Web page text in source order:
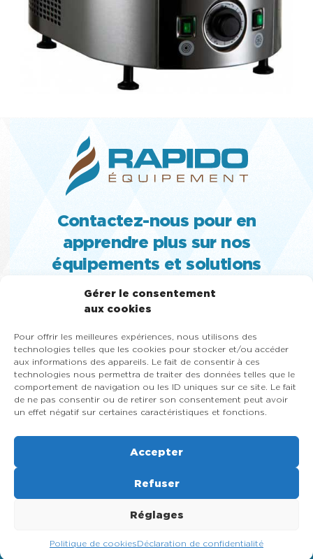
Gérer le consentement
aux cookies
Pour offrir les meilleures expériences, nous utilisons des
technologies telles que les cookies pour stocker et/ou accéder
aux informations des appareils. Le fait de consentir à ces
technologies nous permettra de traiter des données telles que le
comportement de navigation ou les ID uniques sur ce site. Le fait
de ne pas consentir ou de retirer son consentement peut avoir
un effet négatif sur certaines caractéristiques et fonctions.
Accepter
Refuser
Réglages
Politique de cookiesDéclaration de confidentialité
Contactez-nous pour en
apprendre plus sur nos
équipements et solutions
MACHINE À CRÈME GLACÉE MOLLE,
TURBINE ET SORBETIÈRE À GELATO,
VITRÉ ET MACHINE À YOGOURT GLACÉ
418-684-9000
1-866-353-8031
vitré et machine à yogourt glacé